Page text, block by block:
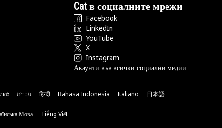
Cat в социалните мрежи
Facebook
LinkedIn
YouTube
X
Instagram
Акаунти във всички социални медии
עברית हिन्दी Bahasa Indonesia Italiano 日本語
Мова Tiếng Việt